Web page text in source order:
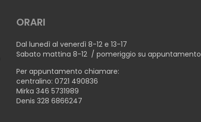
ORARI
Dal lunedì al venerdì 8-12 e 13-17
Sabato mattina 8-12 / pomeriggio su appuntamento
Per appuntamento chiamare:
centralino: 0721 490836
Mirka 346 5731989
Denis 328 6866247